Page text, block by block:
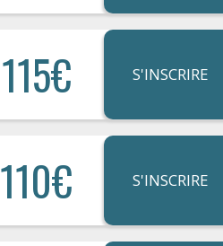
115€ S'INSCRIRE
110€ S'INSCRIRE